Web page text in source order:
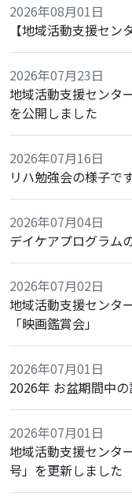
2026年08月01日
【地域活動支援セ
2026年07月23日
地域活動支援センタ
を公開しました
2026年07月16日
リハ勉強会の様子で
2026年07月04日
デイケアプログラム
2026年07月02日
地域活動支援セン
「映画鑑賞会」
2026年07月01日
2026年 お盆期間中
2026年07月01日
地域活動支援センタ
号」を更新しました